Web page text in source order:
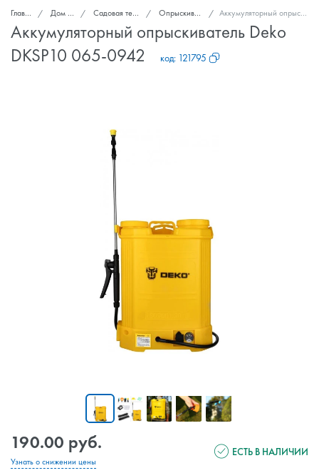
Главная Дом и сад Садовая техника и инструменты Опрыскиватели (распылители) Аккумуляторный опрыскиватель Deko DKSP10 065-0942
Аккумуляторный опрыскиватель Deko
DKSP10 065-0942
код: 121795
190.00 руб.
Узнать о снижении цены
ЕСТЬ В НАЛИЧИИ